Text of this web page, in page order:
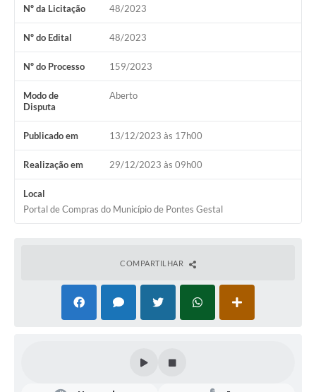
Nº da Licitação 48/2023
Nº do Edital 48/2023
Nº do Processo 159/2023
Modo de
Disputa
Aberto
Publicado em 13/12/2023 às 17h00
Realização em 29/12/2023 às 09h00
Local
Portal de Compras do Município de Pontes Gestal
COMPARTILHAR